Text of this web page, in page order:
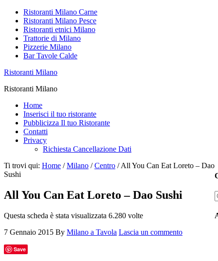
Ristoranti Milano Carne
Ristoranti Milano Pesce
Ristoranti etnici Milano
Trattorie di Milano
Pizzerie Milano
Bar Tavole Calde
Ristoranti Milano
Ristoranti Milano
Home
Inserisci il tuo ristorante
Pubblicizza Il tuo Ristorante
Contatti
Privacy
Richiesta Cancellazione Dati
Ti trovi qui: Home / Milano / Centro /All You Can Eat Loreto – Dao
Sushi
All You Can Eat Loreto – Dao Sushi
Questa scheda è stata visualizzata 6.280 volte
7 Gennaio 2015 By Milano a Tavola Lascia un commento
Save